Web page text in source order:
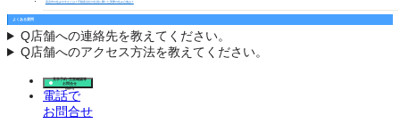
高浜市の住みやすさとは？不動産会社の社員に聞いた実際の住み心地は？
よくある質問
Q店舗への連絡先を教えてください。
Q店舗へのアクセス方法を教えてください。
見学予約･空室確認等
お問合せ
(無料)
電話で
お問合せ